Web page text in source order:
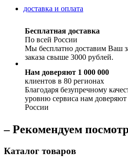
доставка и оплата
Бесплатная доставка
По всей России
Мы бесплатно доставим Ваш
заказа свыше 3000 рублей.
Нам доверяют 1 000 000
клиентов в 80 регионах
Благодаря безупречному
уровню сервиса нам доверяют
России
– Рекомендуем
Каталог товаров